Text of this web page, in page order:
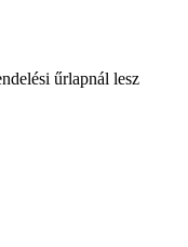
űrlapnál lesz